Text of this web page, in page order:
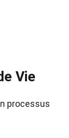
Vie
processus